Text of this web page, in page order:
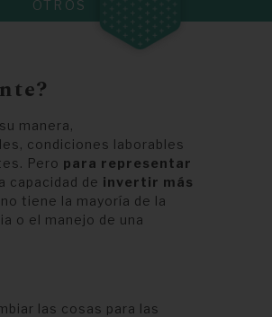
OTROS
manera,
condiciones laborables
Pero para representar
capacidad de invertir más
tiene la mayoría de la
o el manejo de una
las cosas para las